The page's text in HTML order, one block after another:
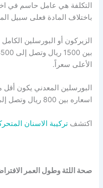
التكلفة هي عامل حاسم في
باختلاف المادة فعلى سبيل
الزيركون أو البورسلين
الأعلى سعراً.
البورسلين المعدني يكون
اسعاره بين 800 ريال وتصل إلى 1800 ريال سعودي للسن الواحد.
اكتشفتركيبة الاسنان
صحة اللثة وطول العمر